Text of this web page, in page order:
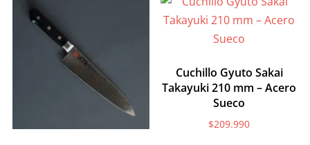
Cuchillo Gyuto Sakai
Takayuki 210 mm – Acero
Sueco
$209.990